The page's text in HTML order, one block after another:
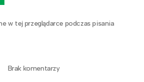
w tej przeglądarce podczas pisania
Brak komentarzy